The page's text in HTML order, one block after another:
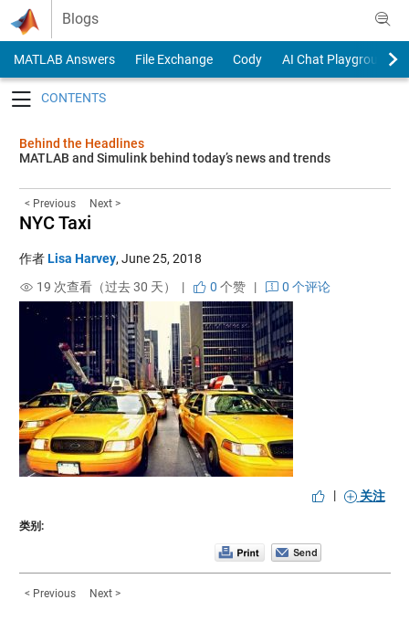
Skip to content
Blogs
MATLAB Answers File Exchange Cody
AI Chat Playground
Behind the Headlines
MATLAB and Simulink behind today’s news and trends
< Previous Next >
NYC Taxi
作者Lisa Harvey, June 25, 2018
19 次查看（过去 30 天） |
0 个赞| 0 个评论
| 关注
类别:
< Previous Next >